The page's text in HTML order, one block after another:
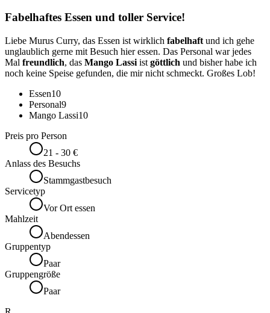
Fabelhaftes Essen und toller Service!
Liebe Murus Curry, das Essen ist wirklich fabelhaft und ich gehe
unglaublich gerne mit Besuch hier essen. Das Personal war jedes
Mal freundlich, das Mango Lassi ist göttlich und bisher habe ich
noch keine Speise gefunden, die mir nicht schmeckt. Großes Lob!
Essen10
Personal9
Mango Lassi10
Preis pro Person
21 - 30 €
Anlass des Besuchs
Stammgastbesuch
Servicetyp
Vor Ort essen
Mahlzeit
Abendessen
Gruppentyp
Paar
Gruppengröße
Paar